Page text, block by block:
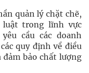
quản lý chặt chẽ,
trong lĩnh vực
cầu các doanh
quy định về điều
bảo chất lượng